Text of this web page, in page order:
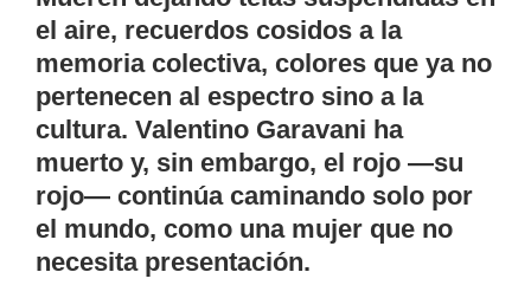
el aire, recuerdos cosidos a la
memoria colectiva, colores que ya no
pertenecen al espectro sino a la
cultura. Valentino Garavani ha
muerto y, sin embargo, el rojo —su
rojo— continúa caminando solo por
el mundo, como una mujer que no
necesita presentación.